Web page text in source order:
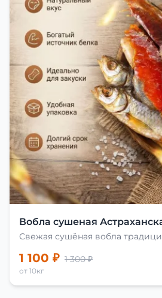
Вобла сушеная
Свежая сушёная вобла
1 100 ₽ 1 300 ₽
от 10кг